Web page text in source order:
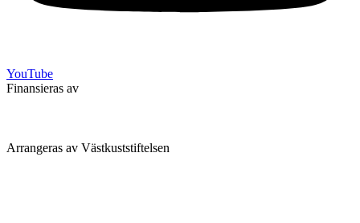
YouTube
Finansieras av
Arrangeras av Västkuststiftelsen